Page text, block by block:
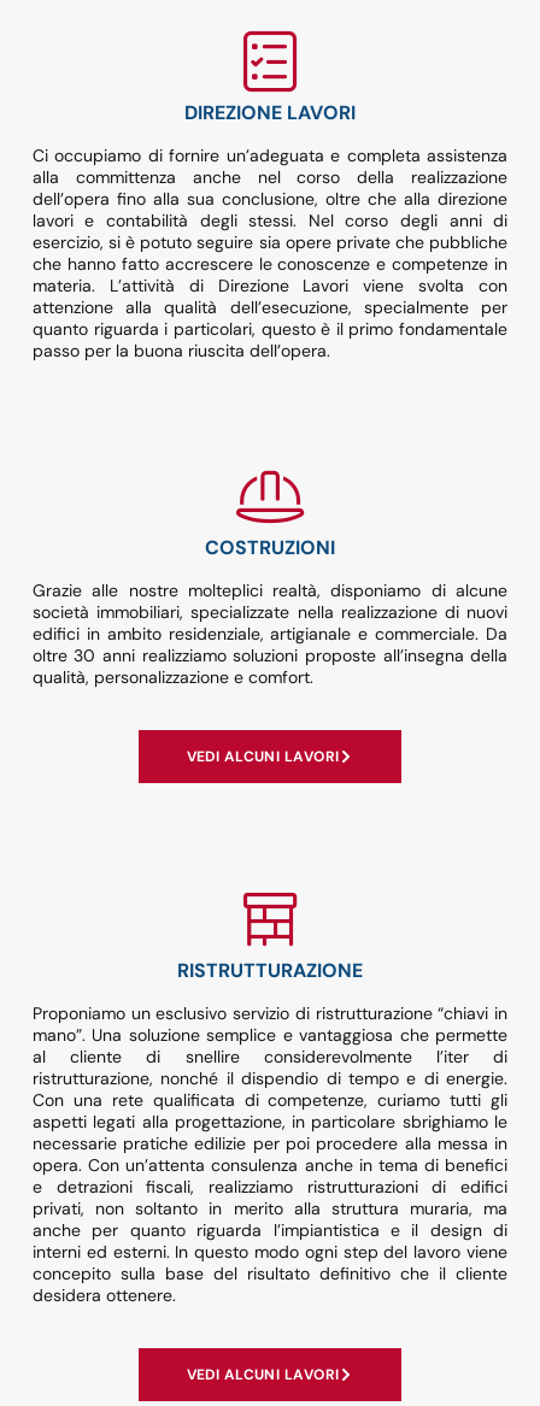
DIREZIONE LAVORI
Ci occupiamo di fornire un’adeguata e completa assistenza
alla committenza anche nel corso della realizzazione
dell’opera fino alla sua conclusione, oltre che alla direzione
lavori e contabilità degli stessi. Nel corso degli anni di
esercizio, si è potuto seguire sia opere private che pubbliche
che hanno fatto accrescere le conoscenze e competenze in
materia. L’attività di Direzione Lavori viene svolta con
attenzione alla qualità dell’esecuzione, specialmente per
quanto riguarda i particolari, questo è il primo fondamentale
passo per la buona riuscita dell’opera.
COSTRUZIONI
Grazie alle nostre molteplici realtà, disponiamo di alcune
società immobiliari, specializzate nella realizzazione di nuovi
edifici in ambito residenziale, artigianale e commerciale. Da
oltre 30 anni realizziamo soluzioni proposte all’insegna della
qualità, personalizzazione e comfort.
VEDI ALCUNI LAVORI
RISTRUTTURAZIONE
Proponiamo un esclusivo servizio di ristrutturazione “chiavi in
mano”. Una soluzione semplice e vantaggiosa che permette
al cliente di snellire considerevolmente l’iter di
ristrutturazione, nonché il dispendio di tempo e di energie.
Con una rete qualificata di competenze, curiamo tutti gli
aspetti legati alla progettazione, in particolare sbrighiamo le
necessarie pratiche edilizie per poi procedere alla messa in
opera. Con un’attenta consulenza anche in tema di benefici
e detrazioni fiscali, realizziamo ristrutturazioni di edifici
privati, non soltanto in merito alla struttura muraria, ma
anche per quanto riguarda l’impiantistica e il design di
interni ed esterni. In questo modo ogni step del lavoro viene
concepito sulla base del risultato definitivo che il cliente
desidera ottenere.
VEDI ALCUNI LAVORI